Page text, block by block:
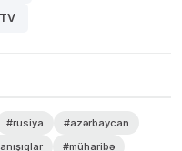
#rusiya
#azərbaycan
#müharibə